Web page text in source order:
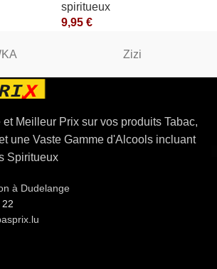
spiritueux
9,95 €
Zizi
Meilleur Prix sur vos produits Tabac,
une Vaste Gamme d'Alcools incluant
Spiritueux
à Dudelange